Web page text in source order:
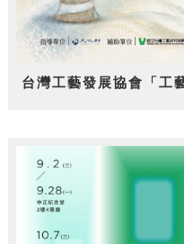
台灣工藝發展協會「工